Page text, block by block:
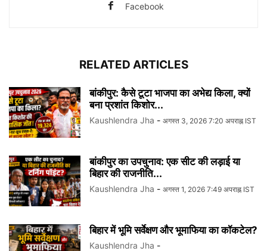
Facebook
RELATED ARTICLES
बांकीपुर: कैसे टूटा भाजपा का अभेद्य किला, क्यों
बना प्रशांत किशोर...
Kaushlendra Jha - अगस्त 3, 2026 7:20 अपराह्न IST
बांकीपुर का उपचुनाव: एक सीट की लड़ाई या
बिहार की राजनीति...
Kaushlendra Jha - अगस्त 1, 2026 7:49 अपराह्न IST
बिहार में भूमि सर्वेक्षण और भूमाफिया का कॉकटेल?
Kaushlendra Jha -